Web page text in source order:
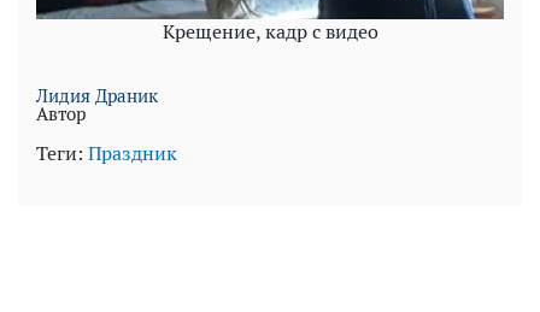
Крещение, кадр с видео
Лидия Драник
Автор
Теги: Праздник